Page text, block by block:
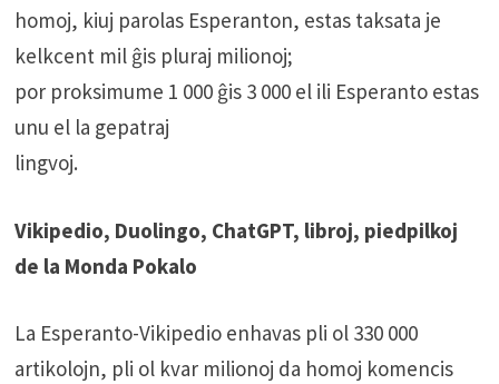
homoj, kiuj parolas Esperanton, estas taksata je
kelkcent mil ĝis pluraj milionoj;
por proksimume 1 000 ĝis 3 000 el ili Esperanto estas
unu el la gepatraj
lingvoj.
Vikipedio, Duolingo, ChatGPT, libroj, piedpilkoj
de la Monda Pokalo
La Esperanto-Vikipedio enhavas pli ol 330 000
artikolojn, pli ol kvar milionoj da homoj komencis